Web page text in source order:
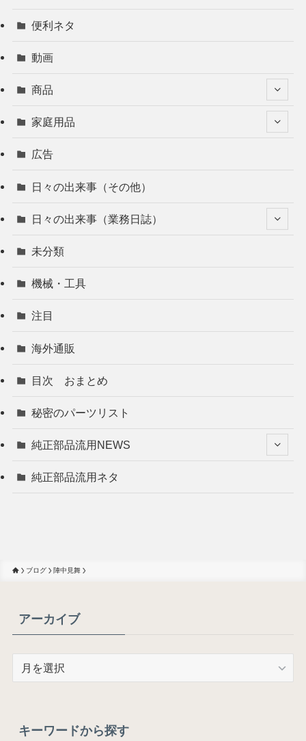
便利ネタ
動画
商品
家庭用品
広告
日々の出来事（その他）
日々の出来事（業務日誌）
未分類
機械・工具
注目
海外通販
目次 おまとめ
秘密のパーツリスト
純正部品流用NEWS
純正部品流用ネタ
ブログ 陣中見舞
アーカイブ
ブキーワードから探す